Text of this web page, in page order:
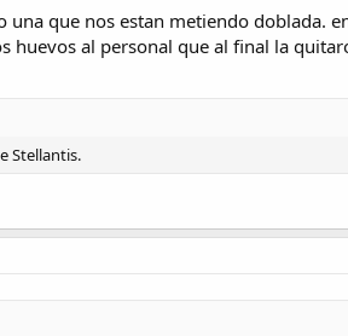
El coche nuevo que busco, mínimo se
lo que me costó, me dan unos 14.000 y me
una que nos estan metiendo doblada.
huevos al personal que al final la
Stellantis.